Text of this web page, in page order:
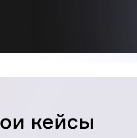
кейсы